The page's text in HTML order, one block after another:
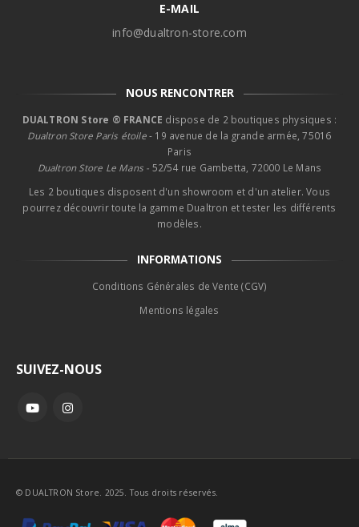
E-MAIL
info@dualtron-store.com
NOUS RENCONTRER
DUALTRON Store ® FRANCE dispose de 2 boutiques physiques :
Dualtron Store Paris étoile- 19 avenue de la grande armée, 75016
Paris
Dualtron Store Le Mans - 52/54 rue Gambetta, 72000 Le Mans
Les 2 boutiques disposent d'un showroom et d'un atelier. Vous
pourrez découvrir toute la gamme Dualtron et tester les différents
modèles.
INFORMATIONS
Conditions Générales de Vente (CGV)
Mentions légales
SUIVEZ-NOUS
© DUALTRON Store. 2025. Tous droits réservés.